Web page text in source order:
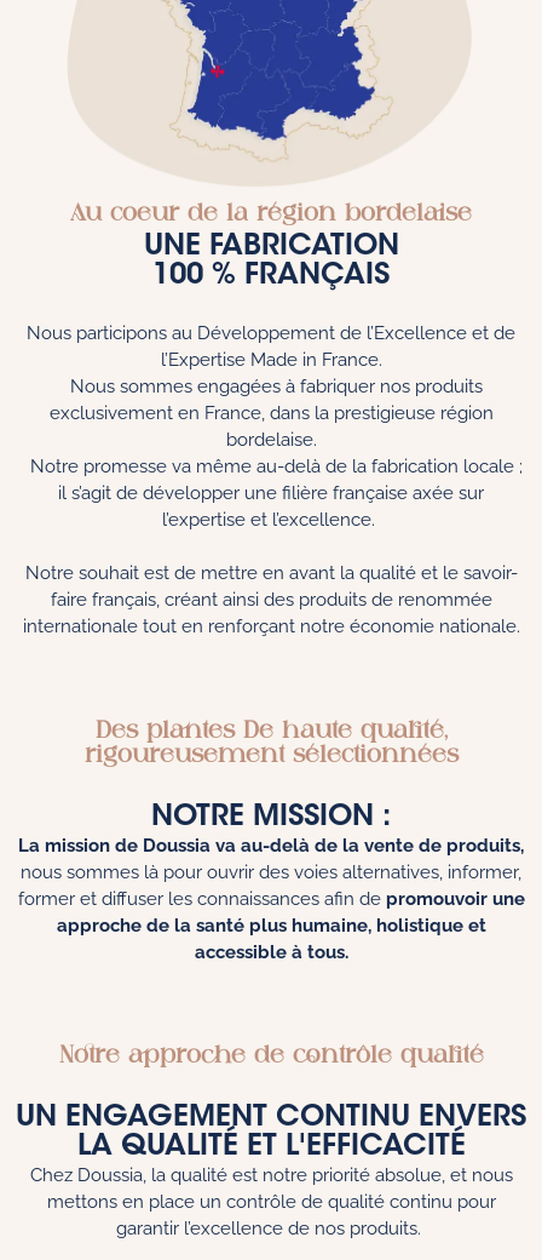
Au cœur de la région bordelaise
UNE FABRICATION
100 % FRANÇAIS
Nous participons au Développement de l’Excellence et de
l’Expertise Made in France.
Nous sommes engagées à fabriquer nos produits
exclusivement en France, dans la prestigieuse région
bordelaise.
Notre promesse va même au-delà de la fabrication locale ;
il s’agit de développer une filière française axée sur
l’expertise et l’excellence.
Notre souhait est de mettre en avant la qualité et le savoir-
faire français, créant ainsi des produits de renommée
internationale tout en renforçant notre économie nationale.
Des plantes De haute qualité,
rigoureusement sélectionnées
NOTRE MISSION :
La mission de Doussia va au-delà de la vente de produits,
nous sommes là pour ouvrir des voies alternatives, informer,
former et diffuser les connaissances afin de promouvoir une
approche de la santé plus humaine, holistique et
accessible à tous.
Notre approche de contrôle qualité
UN ENGAGEMENT CONTINU ENVERS
LA QUALITÉ ET L'EFFICACITÉ
Chez Doussia, la qualité est notre priorité absolue, et nous
mettons en place un contrôle de qualité continu pour
garantir l’excellence de nos produits.